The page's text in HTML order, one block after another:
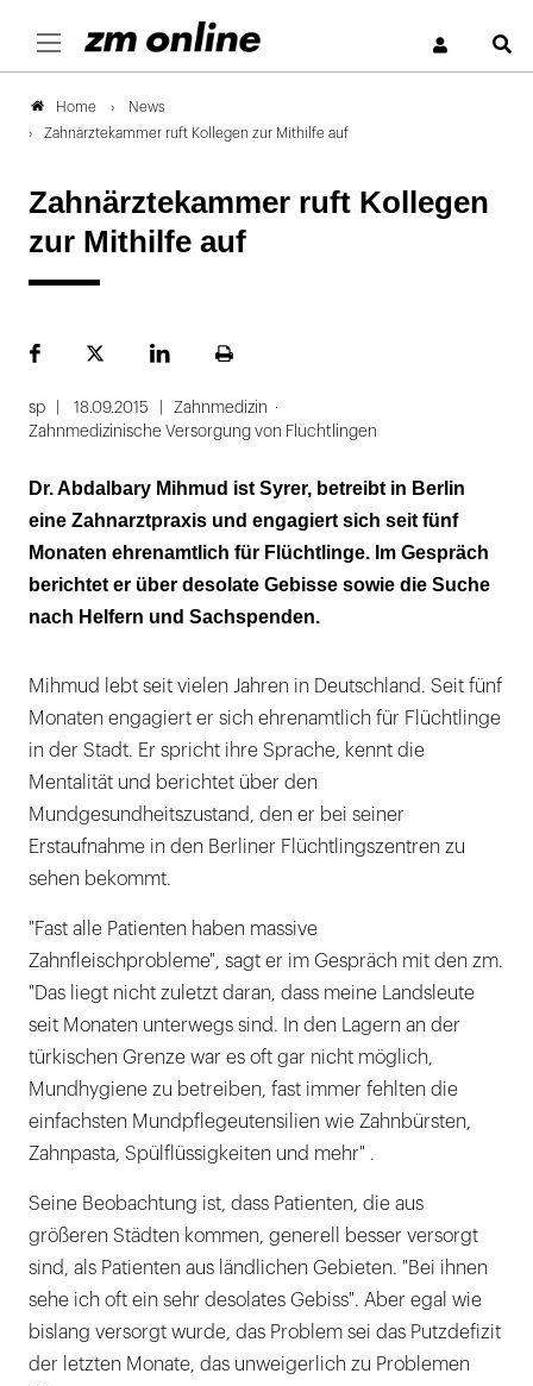
Home
News
Zahnärztekammer ruft Kollegen zur Mithilfe auf
Zahnärztekammer ruft Kollegen
zur Mithilfe auf
FacebookPlattformLinekdInSeite
sp 18.09.2015
Zahnmedizin
Zahnmedizinische Versorgung von Flüchtlingen
Dr. Abdalbary Mihmud ist Syrer, betreibt in Berlin
eine Zahnarztpraxis und engagiert sich seit fünf
Monaten ehrenamtlich für Flüchtlinge. Im Gespräch
berichtet er über desolate Gebisse sowie die Suche
nach Helfern und Sachspenden.
Mihmud lebt seit vielen Jahren in Deutschland. Seit fünf
Monaten engagiert er sich ehrenamtlich für Flüchtlinge
in der Stadt. Er spricht ihre Sprache, kennt die
Mentalität und berichtet über den
Mundgesundheitszustand, den er bei seiner
Erstaufnahme in den Berliner Flüchtlingszentren zu
sehen bekommt.
"Fast alle Patienten haben massive
Zahnfleischprobleme", sagt er im Gespräch mit den zm.
"Das liegt nicht zuletzt daran, dass meine Landsleute
seit Monaten unterwegs sind. In den Lagern an der
türkischen Grenze war es oft gar nicht möglich,
Mundhygiene zu betreiben, fast immer fehlten die
einfachsten Mundpflegeutensilien wie Zahnbürsten,
Zahnpasta, Spülflüssigkeiten und mehr" .
Seine Beobachtung ist, dass Patienten, die aus
größeren Städten kommen, generell besser versorgt
sind, als Patienten aus ländlichen Gebieten. "Bei ihnen
sehe ich oft ein sehr desolates Gebiss". Aber egal wie
bislang versorgt wurde, das Problem sei das Putzdefizit
der letzten Monate, das unweigerlich zu Problemen